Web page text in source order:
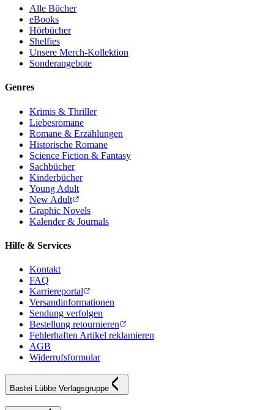
Alle Bücher
eBooks
Hörbücher
Shelfies
Unsere Merch-Kollektion
Sonderangebote
Genres
Krimis & Thriller
Liebesromane
Romane & Erzählungen
Historische Romane
Science Fiction & Fantasy
Sachbücher
Kinderbücher
Young Adult
New Adult
Graphic Novels
Kalender & Journals
Hilfe & Services
Kontakt
FAQ
Karriereportal
Versandinformationen
Sendung verfolgen
Bestellung retournieren
Fehlerhaften Artikel reklamieren
AGB
Widerrufsformular
Bastei Lübbe Verlagsgruppe